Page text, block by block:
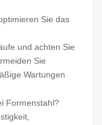
Sie das
und achten Sie
Sie
Wartungen
Formenstahl?